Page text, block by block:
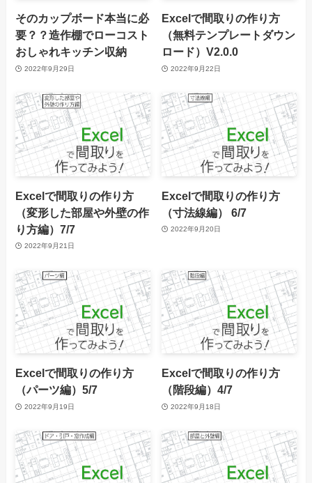
そのカップボード本当に必
要？？造作棚でローコスト
おしゃれキッチン収納
2022年9月29日
Excelで間取りの作り方
（無料テンプレートダウン
ロード）V2.0.0
2022年9月22日
Excelで間取りの作り方
（変形した部屋や外壁の作
り方編）7/7
2022年9月21日
Excelで間取りの作り方
（寸法線編） 6/7
2022年9月20日
Excelで間取りの作り方
（パーツ編）5/7
2022年9月19日
Excelで間取りの作り方
（階段編）4/7
2022年9月18日